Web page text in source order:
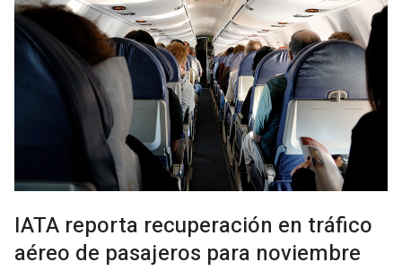
IATA reporta recuperación en tráfico
aéreo de pasajeros para noviembre